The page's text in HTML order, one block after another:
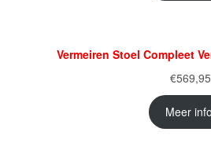
Vermeiren Stoel Compleet
€569,95
Meer